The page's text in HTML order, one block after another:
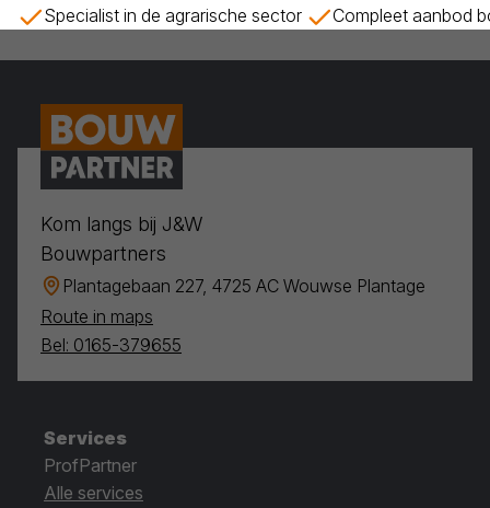
Specialist in de agrarische sector Compleet aanbod
Kom langs bij J&W
Bouwpartners
Plantagebaan 227, 4725 AC Wouwse Plantage
Route in maps
Bel: 0165-379655
Services
ProfPartner
Alle services